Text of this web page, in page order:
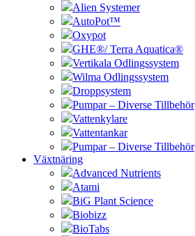
Alien Systemer
AutoPot™
Oxypot
GHE®/ Terra Aquatica®
Vertikala Odlingssystem
Wilma Odlingssystem
Droppsystem
Pumpar – Diverse Tillbehör
Vattenkylare
Vattentankar
Pumpar – Diverse Tillbehör
Växtnäring
Advanced Nutrients
Atami
BiG Plant Science
Biobizz
BioTabs